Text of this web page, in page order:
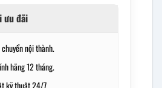
ưu đãi
nội thành.
hãng 12 tháng.